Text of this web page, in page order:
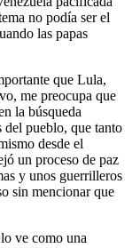
no podía ser el
las papas
que Lula,
me preocupa que
la búsqueda
del pueblo, que tanto
desde el
un proceso de paz
y unos guerrilleros
sin mencionar que
ve como una